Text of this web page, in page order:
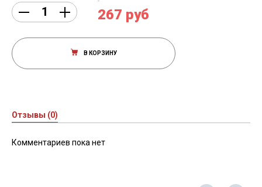
267 руб
В КОРЗИНУ
Отзывы (0)
Комментариев пока нет